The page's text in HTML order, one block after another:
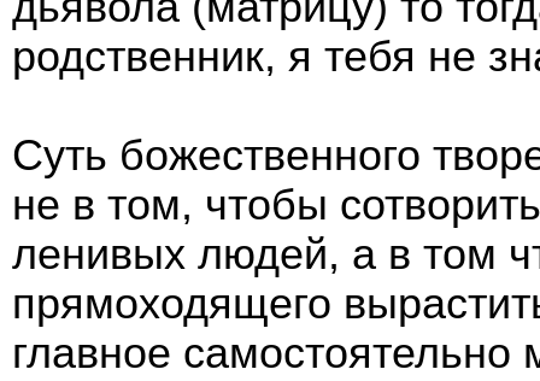
родственник, я тебя не
Суть божественного
не в том, чтобы
ленивых людей, а в том
прямоходящего
главное